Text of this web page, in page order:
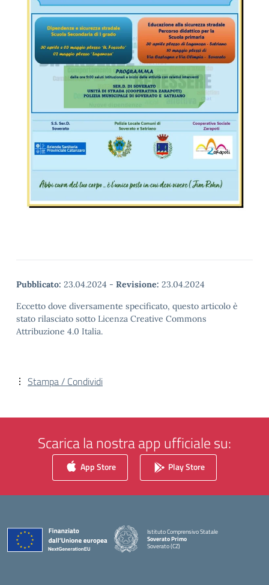
Pubblicato: 23.04.2024 - Revisione: 23.04.2024
Eccetto dove diversamente specificato, questo articolo è
stato rilasciato sotto Licenza Creative Commons
Attribuzione 4.0 Italia.
Stampa / Condividi
Scarica la nostra app ufficiale su:
App Store Play Store
Istituto Comprensivo Statale
Soverato Primo
Soverato (CZ)